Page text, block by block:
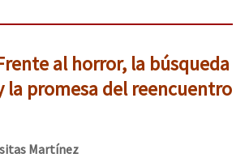
al horror, la búsqueda
la promesa del reencuentro
Martínez